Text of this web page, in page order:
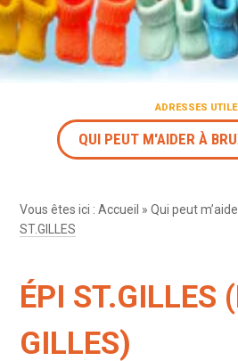
ADRESSES
QUI PEUT M'AIDER À
Vous êtes ici :Accueil »Qui peut
ST.GILLES
ÉPI ST.GILLES
GILLES)